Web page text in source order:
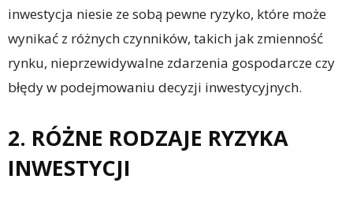
inwestycja niesie ze sobą pewne ryzyko, które może
wynikać z różnych czynników, takich jak zmienność
rynku, nieprzewidywalne zdarzenia gospodarcze czy
błędy w podejmowaniu decyzji inwestycyjnych.
2. RÓŻNE RODZAJE RYZYKA
INWESTYCJI